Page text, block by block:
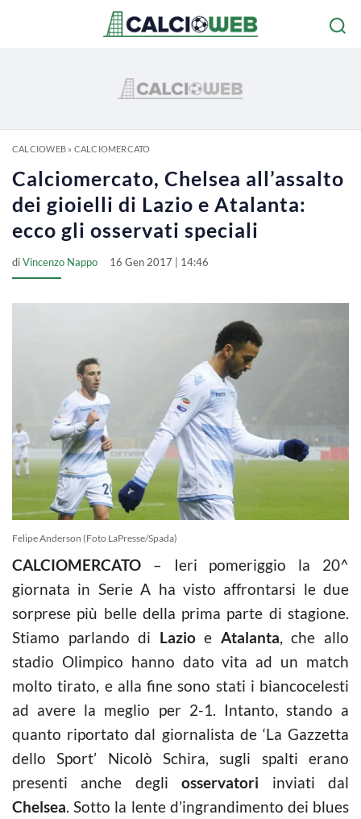
CALCIOWEB» CALCIOMERCATO
Calciomercato, Chelsea all’assalto
dei gioielli di Lazio e Atalanta:
ecco gli osservati speciali
diVincenzo Nappo 16 Gen 2017 | 14:46
Felipe Anderson (Foto LaPresse/Spada)
CALCIOMERCATO – Ieri pomeriggio la 20^
giornata in Serie A ha visto affrontarsi le due
sorprese più belle della prima parte di stagione.
Stiamo parlando di Lazioe Atalanta, che allo
stadio Olimpico hanno dato vita ad un match
molto tirato, e alla fine sono stati i biancocelesti
ad avere la meglio per 2-1. Intanto, stando a
quanto riportato dal giornalista de ‘La Gazzetta
dello Sport’ Nicolò Schira, sugli spalti erano
presenti anche degliosservatori inviati dal
Chelsea. Sotto la lente d’ingrandimento dei blues